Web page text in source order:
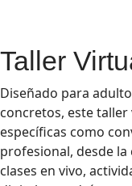
Taller
Diseñado para
concretos, este
específicas como
profesional, desde
clases en vivo,